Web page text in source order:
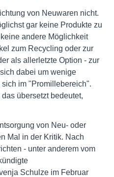
von Neuwaren nicht.
gar keine Produkte zu
andere Möglichkeit
zum Recycling oder zur
als allerletzte Option - zur
dabei um wenige
im "Promillebereich".
übersetzt bedeutet,
von Neu- oder
Mal in der Kritik. Nach
- unter anderem vom
Schulze im Februar